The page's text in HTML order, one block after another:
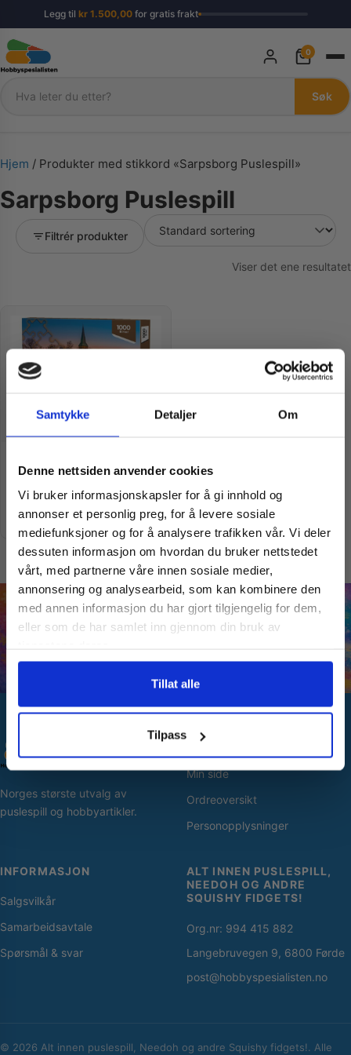
Samtykke Detaljer Om
Denne nettsiden anvender cookies
Vi bruker informasjonskapsler for å gi innhold og
annonser et personlig preg, for å levere sosiale
mediefunksjoner og for å analysere trafikken vår. Vi deler
dessuten informasjon om hvordan du bruker nettstedet
vårt, med partnerne våre innen sosiale medier,
annonsering og analysearbeid, som kan kombinere den
med annen informasjon du har gjort tilgjengelig for dem,
eller som de har samlet inn gjennom din bruk av
Tillat alle
Tilpass
Legg til kr1.500,00for gratis frakt
Søk
Søk
0
Hjem / Produkter med stikkord «Sarpsborg Puslespill»
Sarpsborg Puslespill
Filtrér produkter
Viser det ene resultatet
Kirke | 1000 brikker
kr 490,00
Legg i handlekurv
Norges største utvalg av
puslespill og hobbyartikler.
SNARVEIER
Min side
Ordreoversikt
Personopplysninger
INFORMASJON
Salgsvilkår
Samarbeidsavtale
Spørsmål & svar
ALT INNEN PUSLESPILL,
NEEDOH OG ANDRE
SQUISHY FIDGETS!
Org.nr: 994 415 882
Langebruvegen 9, 6800 Førde
post@hobbyspesialisten.no
© 2026 Alt innen puslespill, Needoh og andre Squishy fidgets!. Alle
Vil du ha
10% Rabatt?
Meld deg på vårt nyhetsbrev og motta
gode tilbud og produktinformasjon fra
oss¢!
Ja takk, jeg er med
Nei takk! Jeg betaler fullpris